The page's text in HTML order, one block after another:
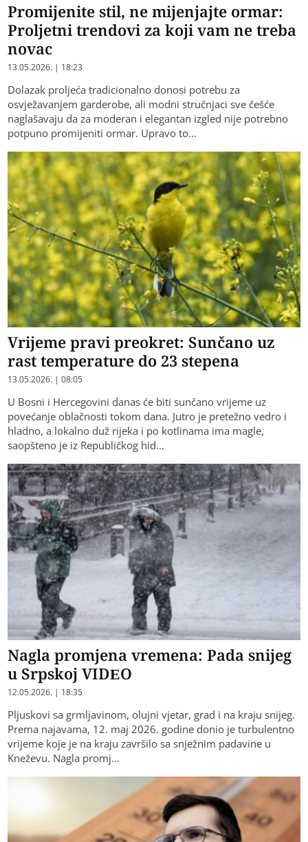
Promijenite stil, ne mijenjajte ormar:
Proljetni trendovi za koji vam ne treba
novac
13.05.2026. | 18:23
Dolazak proljeća tradicionalno donosi potrebu za
osvježavanjem garderobe, ali modni stručnjaci sve češće
naglašavaju da za moderan i elegantan izgled nije potrebno
potpuno promijeniti ormar. Upravo to…
Vrijeme pravi preokret: Sunčano uz
rast temperature do 23 stepena
13.05.2026. | 08:05
U Bosni i Hercegovini danas će biti sunčano vrijeme uz
povećanje oblačnosti tokom dana. Jutro je pretežno vedro i
hladno, a lokalno duž rijeka i po kotlinama ima magle,
saopšteno je iz Republičkog hid…
Nagla promjena vremena: Pada snijeg
u Srpskoj VIDEO
12.05.2026. | 18:35
Pljuskovi sa grmljavinom, olujni vjetar, grad i na kraju snijeg.
Prema najavama, 12. maj 2026. godine donio je turbulentno
vrijeme koje je na kraju završilo sa snježnim padavine u
Kneževu. Nagla promj…